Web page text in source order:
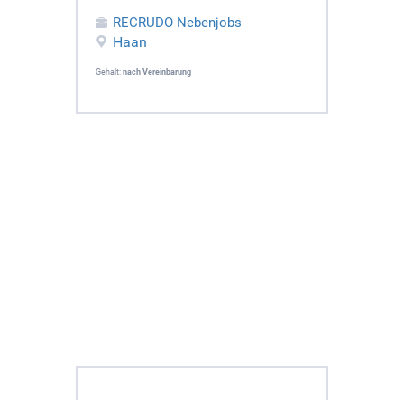
RECRUDO Nebenjobs
Haan
Gehalt: nach Vereinbarung